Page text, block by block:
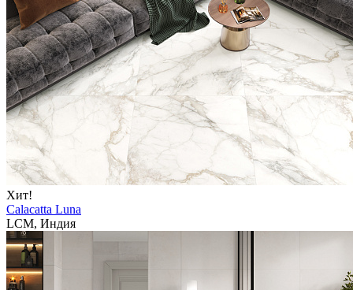
Хит!
Calacatta Luna
LCM, Индия